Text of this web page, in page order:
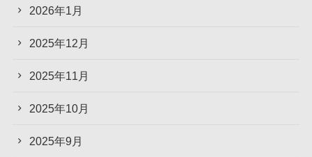
2026年1月
2025年12月
2025年11月
2025年10月
2025年9月